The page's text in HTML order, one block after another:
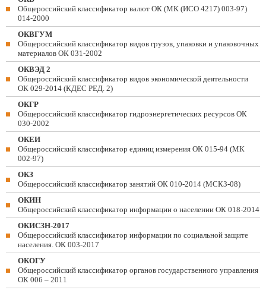
Общероссийский классификатор валют ОК (МК (ИСО 4217) 003-97)
014-2000
ОКВГУМ
Общероссийский классификатор видов грузов, упаковки и упаковочных
материалов ОК 031-2002
ОКВЭД 2
Общероссийский классификатор видов экономической деятельности
ОК 029-2014 (КДЕС РЕД. 2)
ОКГР
Общероссийский классификатор гидроэнергетических ресурсов ОК
030-2002
ОКЕИ
Общероссийский классификатор единиц измерения ОК 015-94 (МК
002-97)
ОКЗ
Общероссийский классификатор занятий ОК 010-2014 (МСКЗ-08)
ОКИН
Общероссийский классификатор информации о населении ОК 018-2014
ОКИСЗН-2017
Общероссийский классификатор информации по социальной защите
населения. ОК 003-2017
ОКОГУ
Общероссийский классификатор органов государственного управления
ОК 006 – 2011